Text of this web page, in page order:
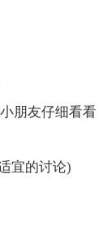
朋友仔细看看
宜的讨论)